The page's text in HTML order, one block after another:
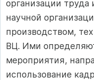
организации труда
научной
производством,
ВЦ. Ими
мероприятия,
использование